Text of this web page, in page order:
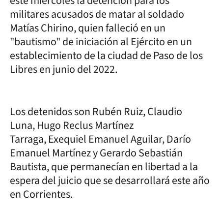
militares acusados de matar al soldado
Matías Chirino, quien falleció en un
"bautismo" de iniciación al Ejército en un
establecimiento de la ciudad de Paso de los
Libres en junio del 2022.
Los detenidos son Rubén Ruiz, Claudio
Luna, Hugo Reclus Martínez
Tarraga, Exequiel Emanuel Aguilar, Darío
Emanuel Martínez y Gerardo Sebastián
Bautista, que permanecían en libertad a la
espera del juicio que se desarrollará este año
en Corrientes.